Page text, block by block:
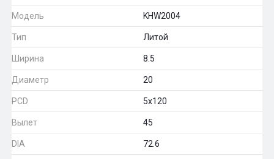
Модель KHW2004
Тип Литой
Ширина 8.5
Диаметр 20
PCD 5x120
Вылет 45
DIA 72.6